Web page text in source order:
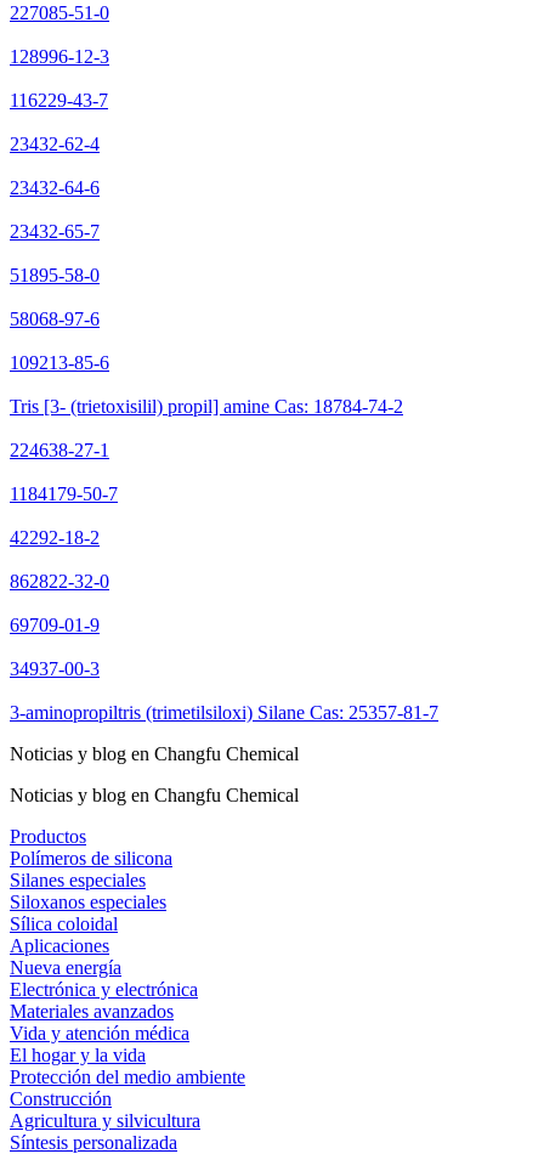
227085-51-0
128996-12-3
116229-43-7
23432-62-4
23432-64-6
23432-65-7
51895-58-0
58068-97-6
109213-85-6
Tris [3- (trietoxisilil) propil] amine Cas: 18784-74-2
224638-27-1
1184179-50-7
42292-18-2
862822-32-0
69709-01-9
34937-00-3
3-aminopropiltris (trimetilsiloxi) Silane Cas: 25357-81-7
Noticias y blog en Changfu Chemical
Noticias y blog en Changfu Chemical
Productos
Polímeros de silicona
Silanes especiales
Siloxanos especiales
Sílica coloidal
Aplicaciones
Nueva energía
Electrónica y electrónica
Materiales avanzados
Vida y atención médica
El hogar y la vida
Protección del medio ambiente
Construcción
Agricultura y silvicultura
Síntesis personalizada